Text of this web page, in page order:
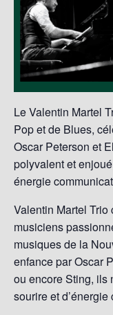
Le Valentin Martel
Pop et de Blues,
Oscar Peterson et
polyvalent et
énergie
Valentin Martel Trio
musiciens
musiques de la
enfance par Oscar
ou encore Sting, ils
sourire et